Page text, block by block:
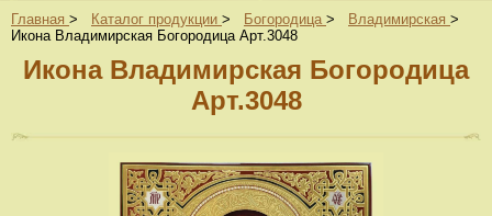
Главная > Каталог продукции > Богородица > Владимирская >
Икона Владимирская Богородица Арт.3048
Икона Владимирская Богородица
Арт.3048